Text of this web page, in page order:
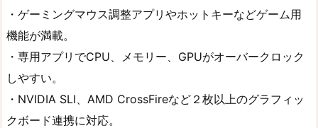
・ゲーミングマウス調整アプリやホットキーなどゲーム用
機能が満載。
・専用アプリでCPU、メモリー、GPUがオーバークロック
しやすい。
・NVIDIA SLI、AMD CrossFireなど２枚以上のグラフィッ
クボード連携に対応。